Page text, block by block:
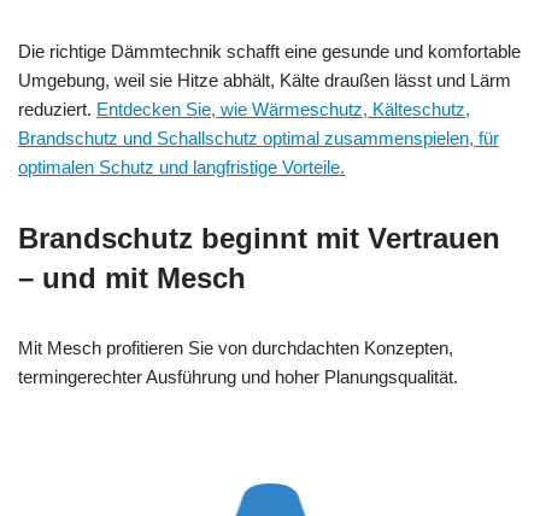
Die richtige Dämmtechnik schafft eine gesunde und komfortable
Umgebung, weil sie Hitze abhält, Kälte draußen lässt und Lärm
reduziert. Entdecken Sie, wie Wärmeschutz, Kälteschutz,
Brandschutz und Schallschutz optimal zusammenspielen, für
optimalen Schutz und langfristige Vorteile.
Brandschutz beginnt mit Vertrauen
– und mit Mesch
Mit Mesch profitieren Sie von durchdachten Konzepten,
termingerechter Ausführung und hoher Planungsqualität.